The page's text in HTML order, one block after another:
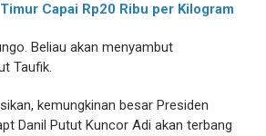
Capai Rp20 Ribu per Kilogram
Beliau akan menyambut
Taufik.
kemungkinan besar Presiden
Danil Putut Kuncor Adi akan terbang